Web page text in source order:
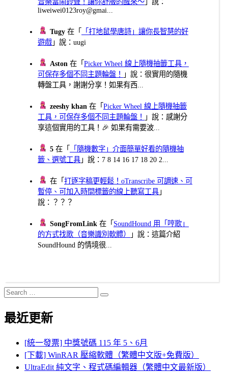
liweiwei0123roy@gmai...
Tugy 在「
「打地鼠學唐詩」讓你長智慧的好
遊戲 」說：uugi
Aston 在「Picker Wheel 線上隨機抽籤工具，
可保存多個不同主題輪盤！
」說：很實用的隨機
轉盤工具，謝謝分享！如果有西...
zeeshy khan 在「Picker Wheel 線上隨機抽籤
工具，可保存多個不同主題輪盤！
」說：感謝分
享這個實用的工具！🎉 如果有需要波...
5 在「
「隨機數字」介面簡單好看的隨機抽
籤、選號工具 」說：7 8 14 16 17 18 20 2...
在「打逐字稿更輕鬆！oTranscribe 可調速、可
暫停、可加入時間標籤的線上聽寫工具 」
說：？？？
SongFromLink 在「 SoundHound 用「哼歌」
的方式找歌（音樂識別軟體）
」說：這篇介紹
SoundHound 的情境很...
Search
for:
Search
最近更新
[統一發票] 中獎號碼 115 年 5、6月
[下載] WinRAR 壓縮軟體（繁體中文版+免費版）
UltraEdit 純文字、程式碼編輯器（繁體中文最新版）